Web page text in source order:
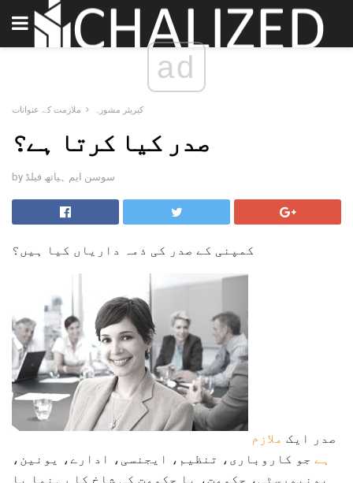
ad
کیریئر مشورہ ملازمت کے عنوانات
صدر کیا کرتا ہے؟
by سوسن ایم ہیاتھ فیلڈ
کمپنی کے صدر کی ذمہ داریاں کیا ہیں؟
صدر ایک ملازم
ہے جو کاروباری، تنظیم، ایجنسی، ادارے، یونین،
یونیورسٹی، حکومت، یا حکومت کی شاخ کا رہنما یا